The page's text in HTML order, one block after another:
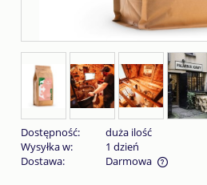
Dostępność:
duża ilość
Wysyłka w:
1 dzień
Dostawa:
Darmowa
Cena nie zawiera ewentualnych